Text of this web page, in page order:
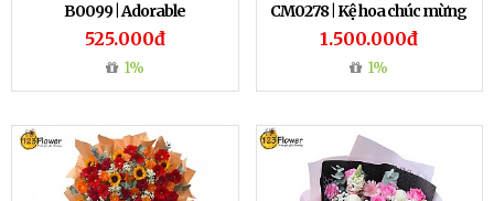
B0099 | Adorable
525.000đ
1%
CM0278 | Kệ hoa chúc mừng
278
1.500.000đ
1%